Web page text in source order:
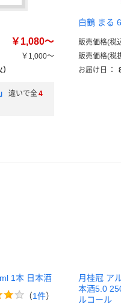
￥1,080～
￥1,000～
違いで全4
白鶴 まる
販売価格(税
販売価格(税
お届け日
：
1本 日本酒
（1件）
月桂冠 ア
本酒5.0
ルコール